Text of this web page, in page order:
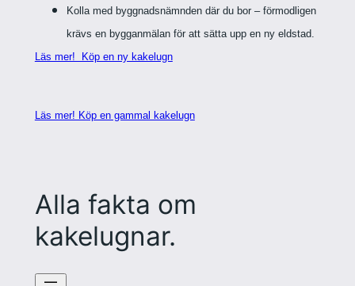
Kolla med byggnadsnämnden där du bor – förmodligen
krävs en bygganmälan för att sätta upp en ny eldstad.
Läs mer! Köp en ny kakelugn
Läs mer! Köp en gammal kakelugn
Alla fakta om
kakelugnar.